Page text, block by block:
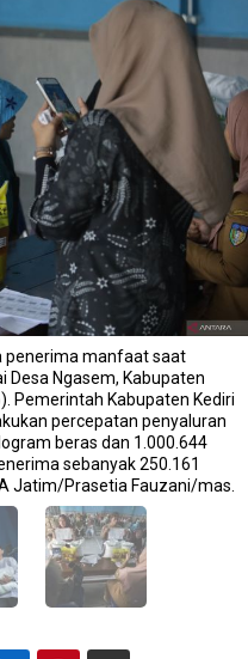
penerima manfaat saat
Desa Ngasem, Kabupaten
Pemerintah Kabupaten Kediri
percepatan penyaluran
beras dan 1.000.644
sebanyak 250.161
Jatim/Prasetia Fauzani/mas.